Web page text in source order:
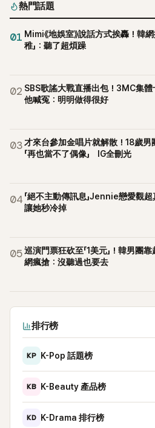
熱門話題
01 Mimi《地娛室》說話方式挨轟！韓
稚」：聽了超煩躁
02 SBS歌謠大戰直播出包！3MC集
他喊冤：明明做得很好
03 才來台參加金唱片就解散！18歲男
「再也當不了偶像」 IG全刪光
04 「絕不主動傳訊息」Jennie戀愛觀
讓她秒冷掉
05巡演門票狂砍至「1美元」！韓男團
網瘋搶：沒聽過也要去
排行榜
KP K-Pop 話題榜
KB K-Beauty 產品榜
KD K-Drama 排行榜